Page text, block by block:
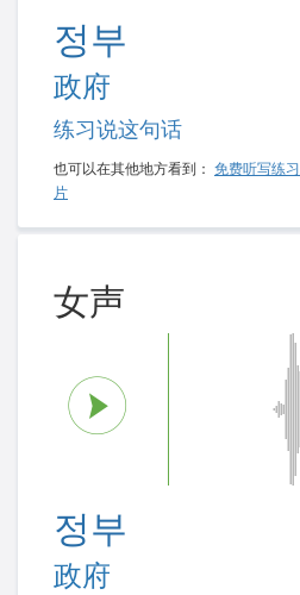
정부
政府
练习说这句话
也可以在其他地方看到： 免费听写练习
片
女声
정부
政府